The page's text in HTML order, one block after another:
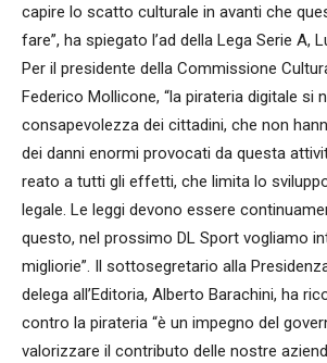
capire lo scatto culturale in avanti che
fare”, ha spiegato l’ad della Lega Serie A,
Per il presidente della Commissione
Federico Mollicone, “la pirateria digitale si
consapevolezza dei cittadini, che non
dei danni enormi provocati da questa
reato a tutti gli effetti, che limita lo
legale. Le leggi devono essere
questo, nel prossimo DL Sport vogliamo
migliorie”. Il sottosegretario alla
delega all’Editoria, Alberto Barachini, ha
contro la pirateria “è un impegno del
valorizzare il contributo delle nostre